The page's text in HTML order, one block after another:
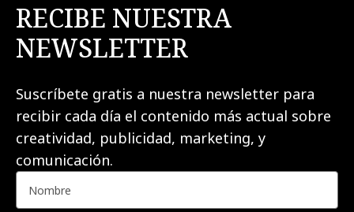
RECIBE NUESTRA
NEWSLETTER
Suscríbete gratis a nuestra newsletter para
recibir cada día el contenido más actual sobre
creatividad, publicidad, marketing, y
comunicación.